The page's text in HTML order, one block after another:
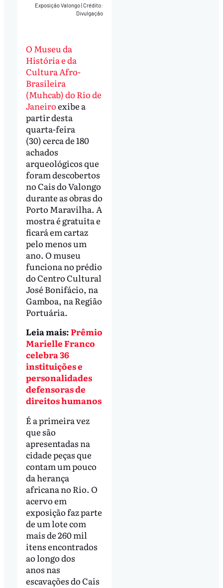
Exposição Valongo|Crédito:
Divulgação
O Museu da
História e da
Cultura Afro-
Brasileira
(Muhcab) do Rio de
Janeiroexibe a
partir desta
quarta-feira
(30) cerca de 180
achados
arqueológicos que
foram descobertos
no Cais do Valongo
durante as obras do
Porto Maravilha. A
mostra é gratuita e
ficará em cartaz
pelo menos um
ano. O museu
funciona no prédio
do Centro Cultural
José Bonifácio, na
Gamboa, na Região
Portuária.
Leia mais:Prêmio
Marielle Franco
celebra 36
instituições e
personalidades
defensoras de
direitos humanos
É a primeira vez
que são
apresentadas na
cidade peças que
contam um pouco
da herança
africana no Rio. O
acervo em
exposição faz parte
de um lote com
mais de 260 mil
itens encontrados
ao longo dos
anos nas
escavações do Cais